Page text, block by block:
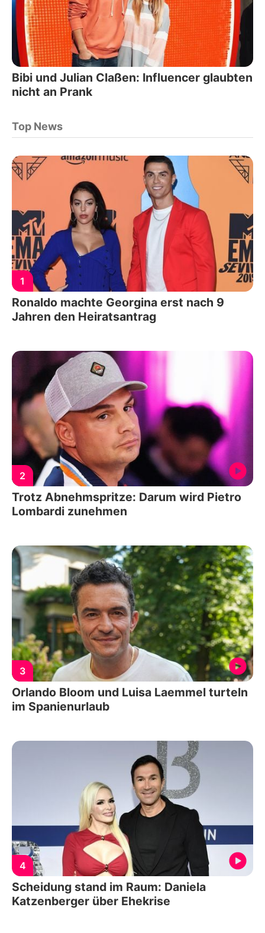
Bibi und Julian Claßen: Influencer glaubten
nicht an Prank
Top News
1
Ronaldo machte Georgina erst nach 9
Jahren den Heiratsantrag
2
Trotz Abnehmspritze: Darum wird Pietro
Lombardi zunehmen
3
Orlando Bloom und Luisa Laemmel turteln
im Spanienurlaub
4
Scheidung stand im Raum: Daniela
Katzenberger über Ehekrise